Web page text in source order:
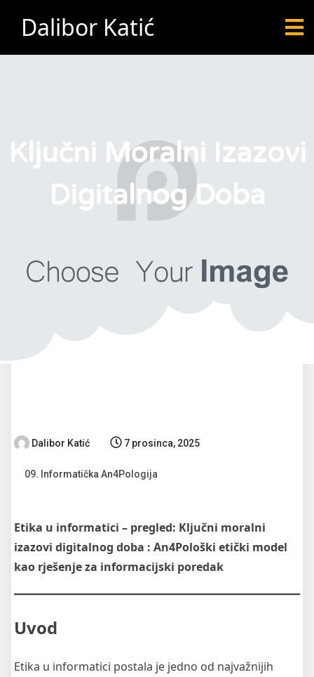
Dalibor Katić
Ključni Moralni Izazovi
Digitalnog Doba
Dalibor Katić 7 prosinca, 2025
09. Informatička An4Pologija
Etika u informatici – pregled: Ključni moralni
izazovi digitalnog doba : An4Pološki etički model
kao rješenje za informacijski poredak
Uvod
Etika u informatici postala je jedno od najvažnijih